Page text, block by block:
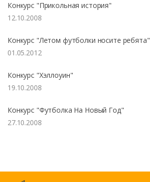
Конкурс "Прикольная история"
12.10.2008
Конкурс "Летом футболки носите ребята"
01.05.2012
Конкурс "Хэллоуин"
19.10.2008
Конкурс "Футболка На Новый Год"
27.10.2008